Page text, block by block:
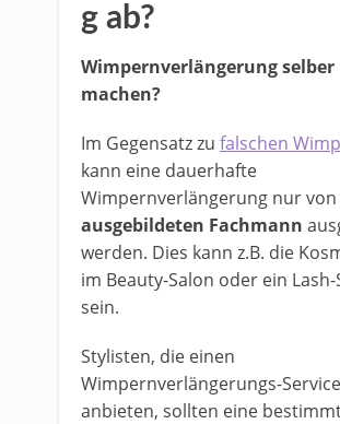
g ab?
Wimpernverlängerung selber
machen?
Im Gegensatz zu falschen
kann eine dauerhafte
Wimpernverlängerung nur von
ausgebildeten Fachmann
werden. Dies kann z.B. die
im Beauty-Salon oder ein
sein.
Stylisten, die einen
Wimpernverlängerungs-Service
anbieten, sollten eine